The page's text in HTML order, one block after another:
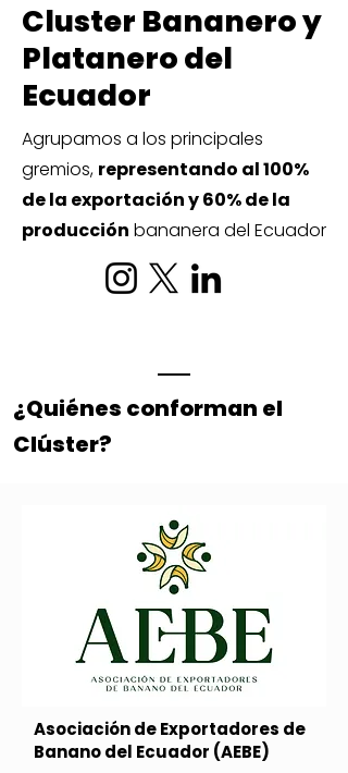
Cluster Bananero y
Platanero del
Ecuador
Agrupamos a los principales
gremios, representando al 100%
de la exportación y 60% de la
producción bananera del Ecuador
¿Quiénes conforman el
Clúster?
Asociación de Exportadores de
Banano del Ecuador (AEBE)